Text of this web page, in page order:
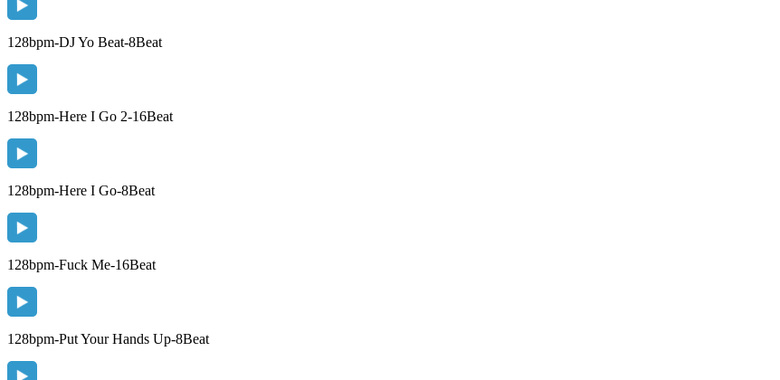
128bpm-DJ Yo Beat-8Beat
128bpm-Here I Go 2-16Beat
128bpm-Here I Go-8Beat
128bpm-Fuck Me-16Beat
128bpm-Put Your Hands Up-8Beat